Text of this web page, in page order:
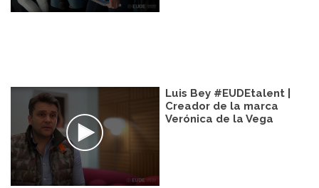
Luis Bey #EUDEtalent |
Creador de la marca
Verónica de la Vega